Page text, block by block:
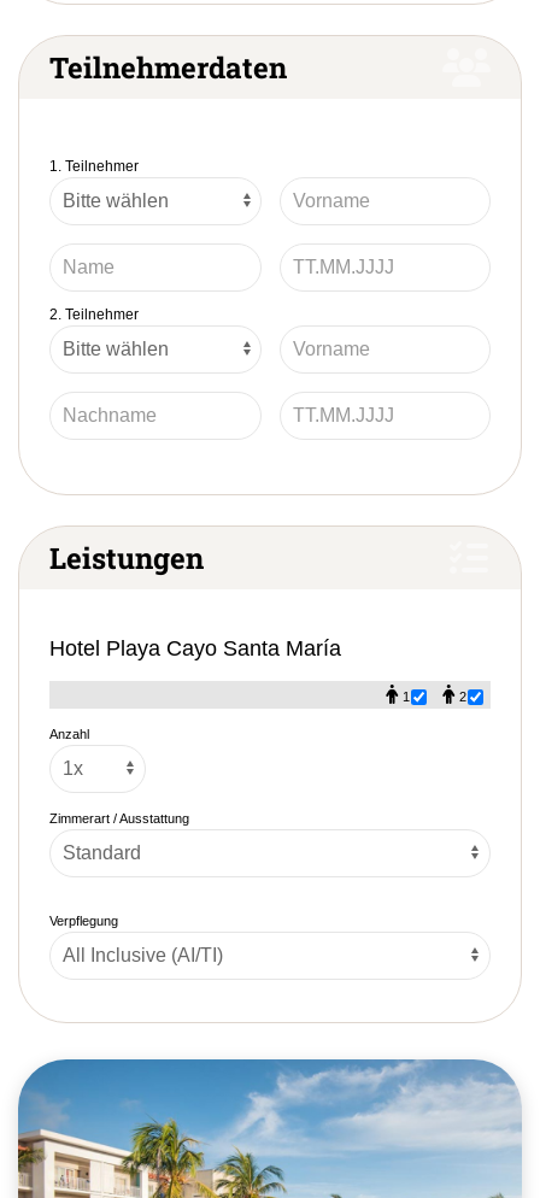
Teilnehmerdaten
1. Teilnehmer
2. Teilnehmer
Leistungen
Hotel Playa Cayo Santa María
1 2
Anzahl
Zimmerart / Ausstattung
Verpflegung